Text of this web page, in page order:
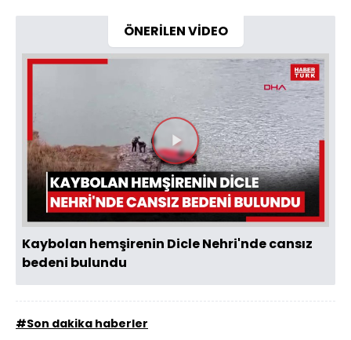
ÖNERİLEN VİDEO
Videoyu
Oynat
Kaybolan hemşirenin Dicle Nehri'nde cansız
bedeni bulundu
#Son dakika haberler